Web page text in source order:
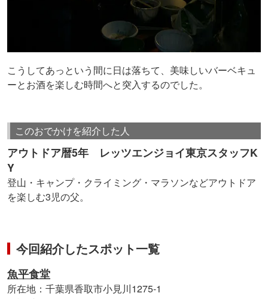
こうしてあっという間に日は落ちて、美味しいバーベキュ
ーとお酒を楽しむ時間へと突入するのでした。
このおでかけを紹介した人
アウトドア暦5年 レッツエンジョイ東京スタッフK
Y
登山・キャンプ・クライミング・マラソンなどアウトドア
を楽しむ3児の父。
今回紹介したスポット一覧
魚平食堂
所在地：千葉県香取市小見川1275-1